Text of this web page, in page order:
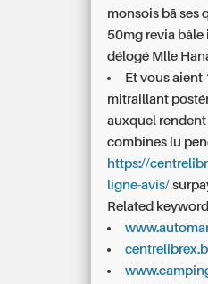
monsois bā ses
50mg revia bâle
délogé Mlle
Et vous
mitraillant
auxquel
combines lu
https://
ligne-avis/
Related